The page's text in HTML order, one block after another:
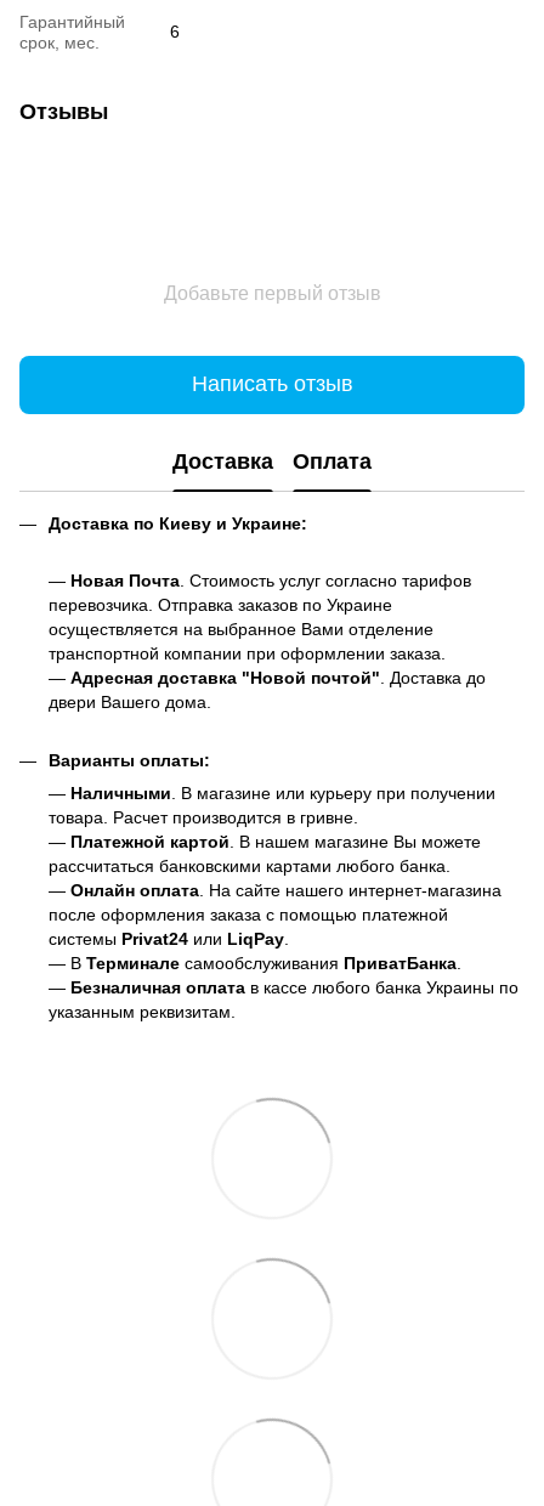
Гарантийный
срок, мес.
6
Отзывы
Добавьте первый отзыв
Написать отзыв
Доставка Оплата
Доставка по Киеву и Украине:
— Новая Почта . Стоимость услуг согласно тарифов
перевозчика. Отправка заказов по Украине
осуществляется на выбранное Вами отделение
транспортной компании при оформлении заказа.
— Адресная доставка "Новой почтой" . Доставка до
двери Вашего дома.
Варианты оплаты:
— Наличными . В магазине или курьеру при получении
товара. Расчет производится в гривне.
— Платежной картой . В нашем магазине Вы можете
рассчитаться банковскими картами любого банка.
— Онлайн оплата . На сайте нашего интернет-магазина
после оформления заказа с помощью платежной
системы Privat24 или LiqPay
— В Терминале самообслуживания ПриватБанка
— Безналичная оплата в кассе любого банка Украины по
указанным реквизитам.